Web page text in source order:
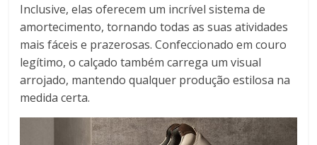
Inclusive, elas oferecem um incrível sistema de
amortecimento, tornando todas as suas atividades
mais fáceis e prazerosas. Confeccionado em couro
legítimo, o calçado também carrega um visual
arrojado, mantendo qualquer produção estilosa na
medida certa.